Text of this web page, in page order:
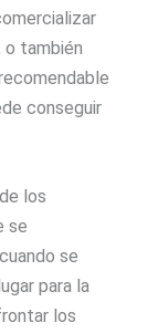
también
conseguir
los
se
se
para la
los